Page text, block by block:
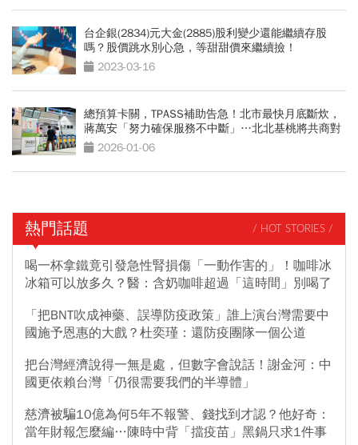
台企銀(2834)元大金(2885)股利變少還能繼續存股
嗎？股價跳水別心急，等甜甜價來繼續撿！
2023-03-16
總預算卡關，TPASS補助告急！北市最快月底斷炊，
蔣萬安「努力確保服務不中斷」…北北基桃將共商對
策 2026-01-06
熱門話題 / HOT STORIES /
喝一杯拿鐵竟引發急性腎損傷「一動作害的」！咖啡冰
冰箱可以放多久？醫：含奶咖啡超過「這時間」別喝了
「把BNT吹成神藥、誤導防疫政策」誰上演台灣需要中
國施予恩惠的大戲？杜奕瑾：還防疫團隊一個公道
把台灣經濟說得一無是處，但數字會說話！謝金河：中
國更依賴台灣「仍很需要我們的半導體」
慈濟被騙10億為何5年不報警、錢找到才認？他好奇：
當年財報怎麼編…陳時中背「擋疫苗」黑鍋只求1件事